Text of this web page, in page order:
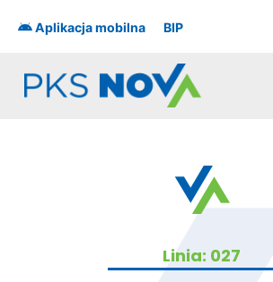
Aplikacja mobilna BIP
Linia: 027